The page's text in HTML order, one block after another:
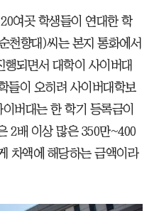
여곳 학생들이 연대한 학
천향대)씨는 본지 통화에서
되면서 대학이 사이버대
들이 오히려 사이버대학보
버대는 한 학기 등록금이
2배 이상 많은 350만~400
차액에 해당하는 금액이라